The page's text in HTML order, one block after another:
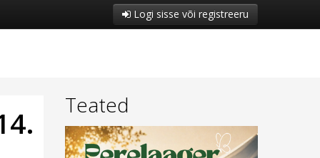
Logi sisse või registreeru
Teated